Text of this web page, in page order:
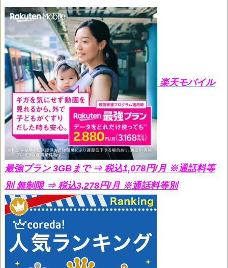
楽天モバイル
最強プラン 3GBまで ⇒ 税込1,078円/月 ※通話料等
別 無制限 ⇒ 税込3,278円/月 ※通話料等別